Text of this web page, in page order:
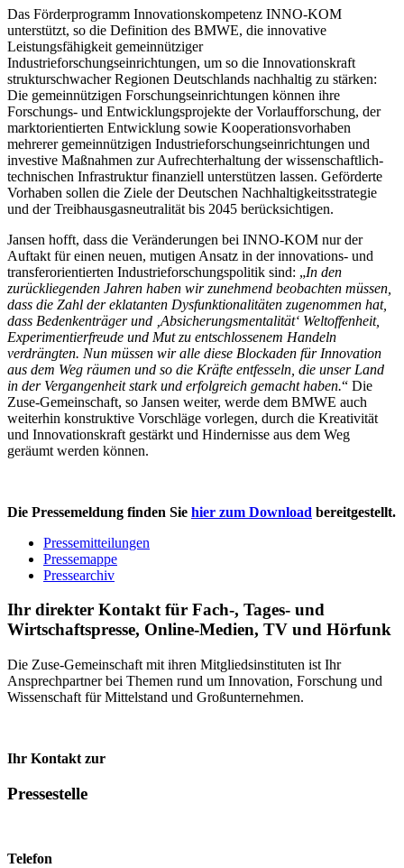
Das Förderprogramm Innovationskompetenz INNO-KOM
unterstützt, so die Definition des BMWE, die innovative
Leistungsfähigkeit gemeinnütziger
Industrieforschungseinrichtungen, um so die Innovationskraft
strukturschwacher Regionen Deutschlands nachhaltig zu stärken:
Die gemeinnützigen Forschungseinrichtungen können ihre
Forschungs- und Entwicklungsprojekte der Vorlaufforschung, der
marktorientierten Entwicklung sowie Kooperationsvorhaben
mehrerer gemeinnützigen Industrieforschungseinrichtungen und
investive Maßnahmen zur Aufrechterhaltung der wissenschaftlich-
technischen Infrastruktur finanziell unterstützen lassen. Geförderte
Vorhaben sollen die Ziele der Deutschen Nachhaltigkeitsstrategie
und der Treibhausgasneutralität bis 2045 berücksichtigen.
Jansen hofft, dass die Veränderungen bei INNO-KOM nur der
Auftakt für einen neuen, mutigen Ansatz in der innovations- und
transferorientierten Industrieforschungspolitik sind: „In den
zurückliegenden Jahren haben wir zunehmend beobachten müssen,
dass die Zahl der eklatanten Dysfunktionalitäten zugenommen hat,
dass Bedenkenträger und ‚Absicherungsmentalität‘ Weltoffenheit,
Experimentierfreude und Mut zu entschlossenem Handeln
verdrängten. Nun müssen wir alle diese Blockaden für Innovation
aus dem Weg räumen und so die Kräfte entfesseln, die unser Land
in der Vergangenheit stark und erfolgreich gemacht haben.“ Die
Zuse-Gemeinschaft, so Jansen weiter, werde dem BMWE auch
weiterhin konstruktive Vorschläge vorlegen, durch die Kreativität
und Innovationskraft gestärkt und Hindernisse aus dem Weg
geräumt werden können.
Die Pressemeldung finden Sie hier zum Download bereitgestellt.
Pressemitteilungen
Pressemappe
Pressearchiv
Ihr direkter Kontakt für Fach-, Tages- und
Wirtschaftspresse, Online-Medien, TV und Hörfunk
Die Zuse-Gemeinschaft mit ihren Mitgliedsinstituten ist Ihr
Ansprechpartner bei Themen rund um Innovation, Forschung und
Wissenschaft für Mittelstand und Großunternehmen.
Ihr Kontakt zur
Pressestelle
Telefon